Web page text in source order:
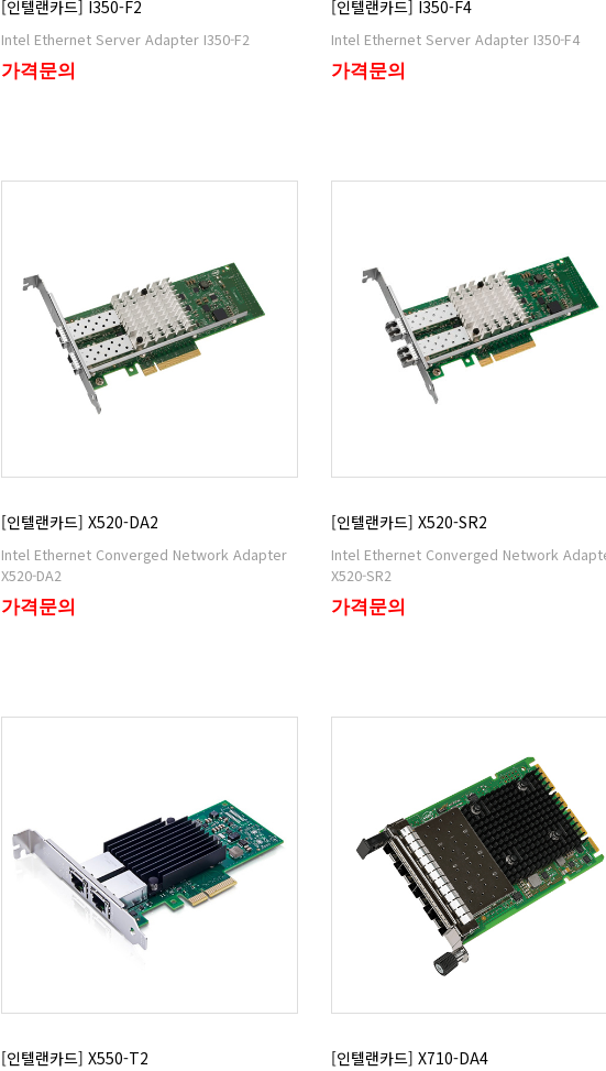
[인텔랜카드] I350-F2
Intel Ethernet Server Adapter I350-F2
가격문의
[인텔랜카드] I350-F4
Intel Ethernet Server Adapter I350-F4
가격문의
[인텔랜카드] X520-DA2
X520-DA2
가격문의
[인텔랜카드] X520-SR2
X520-SR2
가격문의
[인텔랜카드] X550-T2 [인텔랜카드] X710-DA4